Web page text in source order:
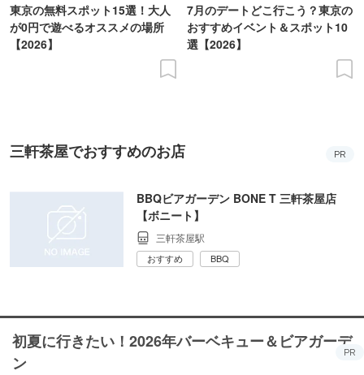
東京の無料スポット15選！大人
が0円で遊べるオススメの場所
【2026】
7月のデートどこ行こう？東京の
おすすめイベント＆スポット10
選【2026】
三軒茶屋でおすすめのお店 PR
BBQビアガーデン BONE T 三軒茶屋店
【ボニート】
三軒茶屋駅
おすすめ BBQ
初夏に行きたい！2026年バーベキュー＆ビアガーデ
ン
PR